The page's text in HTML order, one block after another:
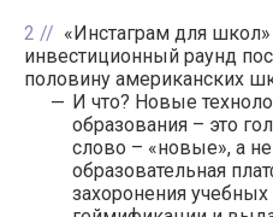
2
«Инстаграм для
инвестиционный раунд
половину американских
И что? Новые
образования – это
слово – «новые», а
образовательная
захоронения